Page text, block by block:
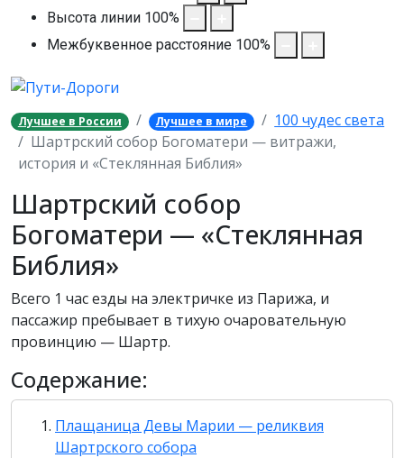
Высота линии 100%
Межбуквенное расстояние 100%
Лучшее в России Лучшее в мире
100 чудес света
Шартрский собор Богоматери — витражи,
история и «Стеклянная Библия»
Шартрский собор
Богоматери — «Стеклянная
Библия»
Всего 1 час езды на электричке из Парижа, и
пассажир пребывает в тихую очаровательную
провинцию — Шартр.
Содержание:
Плащаница Девы Марии — реликвия
Шартрского собора